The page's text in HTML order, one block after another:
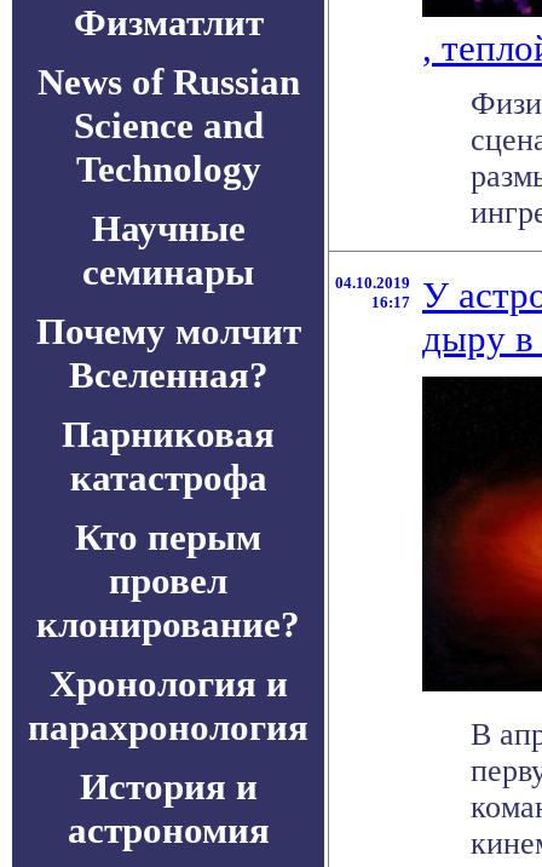
Физматлит
News of Russian
Science and
Technology
Научные
семинары
Почему молчит
Вселенная?
Парниковая
катастрофа
Кто перым
провел
клонирование?
Хронология и
парахронология
История и
астрономия
,
04.10.2019
16:17
У
дыру в
В